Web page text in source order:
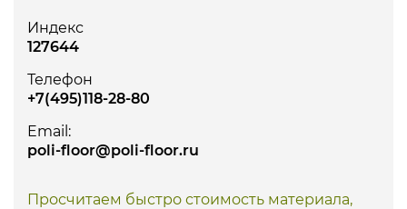
Индекс
127644
Телефон
+7(495)118-28-80
Email:
poli-floor@poli-floor.ru
Просчитаем быстро стоимость материала,